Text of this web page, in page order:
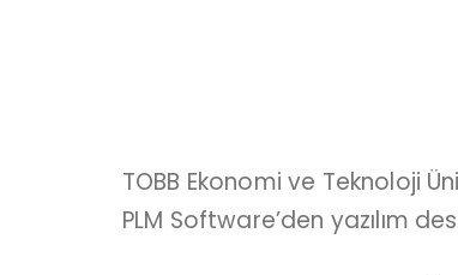
TOBB Ekonomi ve Teknoloji
PLM Software’den yazılım